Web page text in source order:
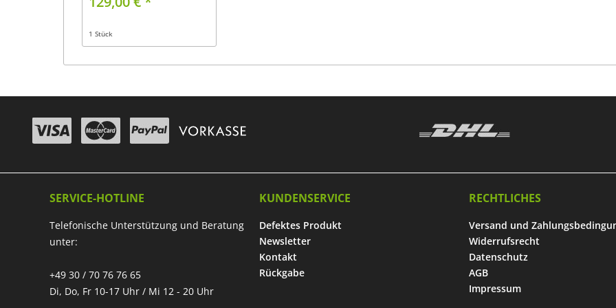
1 Stück
SERVICE-HOTLINE
Telefonische Unterstützung und Beratung
unter:
+49 30 / 70 76 76 65
Di, Do, Fr 10-17 Uhr / Mi 12 - 20 Uhr
KUNDENSERVICE
Defektes Produkt
Newsletter
Kontakt
Rückgabe
RECHTLICHES
Versand und
Widerrufsrecht
Datenschutz
AGB
Impressum